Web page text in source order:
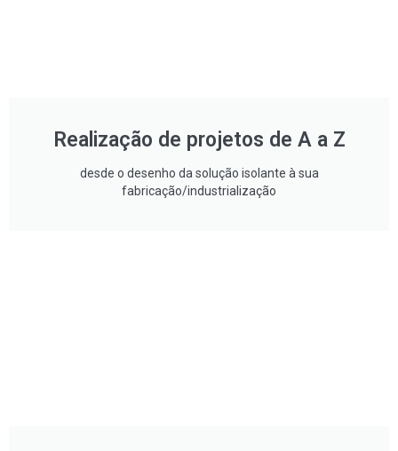
Realização de projetos de A a Z
desde o desenho da solução isolante à sua
fabricação/industrialização